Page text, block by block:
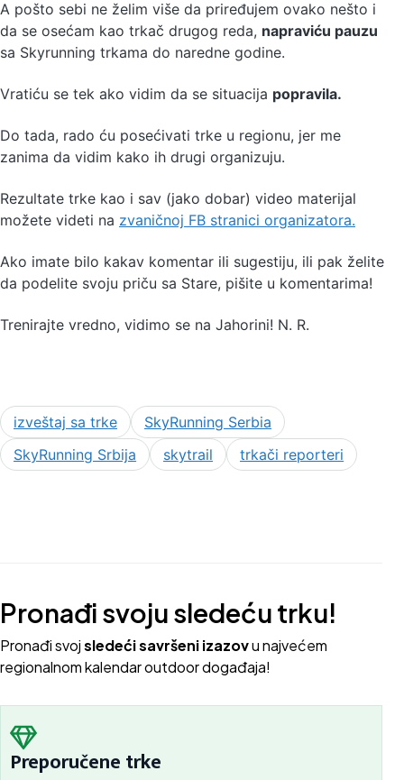
A pošto sebi ne želim više da priređujem ovako nešto i
da se osećam kao trkač drugog reda, napraviću pauzu
sa Skyrunning trkama do naredne godine.
Vratiću se tek ako vidim da se situacija popravila.
Do tada, rado ću posećivati trke u regionu, jer me
zanima da vidim kako ih drugi organizuju.
Rezultate trke kao i sav (jako dobar) video materijal
možete videti na zvaničnoj FB stranici organizatora.
Ako imate bilo kakav komentar ili sugestiju, ili pak želite
da podelite svoju priču sa Stare, pišite u komentarima!
Trenirajte vredno, vidimo se na Jahorini! N. R.
izveštaj sa trke
SkyRunning Serbia
SkyRunning Srbija
skytrail trkači reporteri
Pronađi svoju sledeću trku!
Pronađi svojsledeći savršeni izazovu najvećem
regionalnom kalendar outdoor događaja!
Preporučene trke